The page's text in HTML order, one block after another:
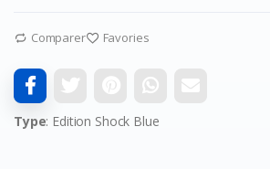
Comparer Favories
Type: Edition Shock Blue